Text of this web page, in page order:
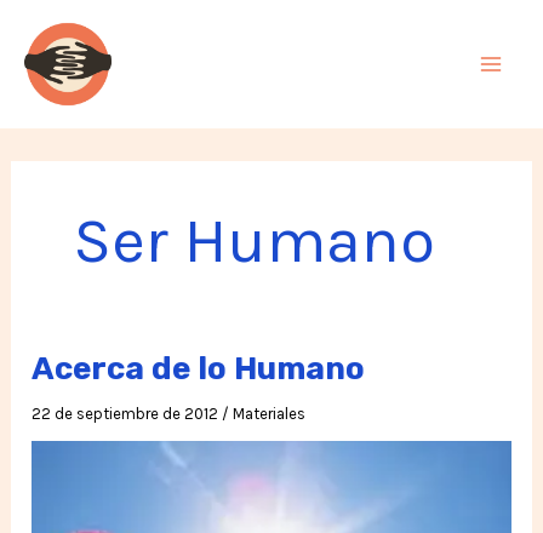
contenido
Ser Humano
Acerca de lo Humano
22 de septiembre de 2012 /Materiales